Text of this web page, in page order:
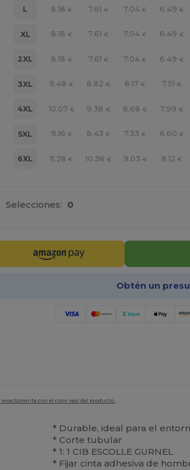
L 8.18 € 7.61 € 7.04 € 6.49 €
XL 8.18 € 7.61 € 7.04 € 6.49 €
2XL 8.18 € 7.61 € 7.04 € 6.49 €
3XL 9.48 € 8.82 € 8.17 € 7.51 €
4XL 10.07 € 9.38 € 8.68 € 7.99 €
5XL 9.16 € 8.43 € 7.33 € 6.60 €
6XL 11.28 € 10.38 € 9.03 € 8.12 €
Selecciones: 0
Obtén un
con el color real del producto.
* Durable, ideal para el
* Corte tubular
* 1: 1 CIB ESCOLLE GURNEL
* Fijar cinta adhesiva de